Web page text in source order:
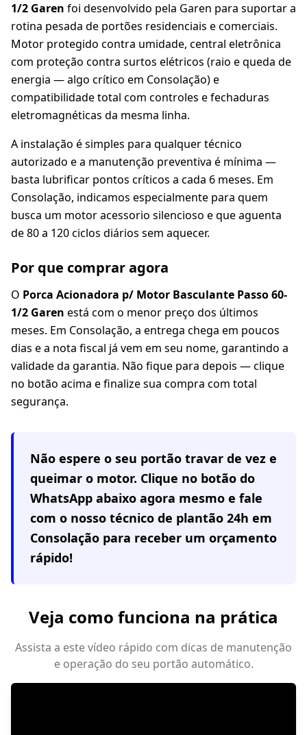
1/2 Garen foi desenvolvido pela Garen para suportar a
rotina pesada de portões residenciais e comerciais.
Motor protegido contra umidade, central eletrônica
com proteção contra surtos elétricos (raio e queda de
energia — algo crítico em Consolação) e
compatibilidade total com controles e fechaduras
eletromagnéticas da mesma linha.
A instalação é simples para qualquer técnico
autorizado e a manutenção preventiva é mínima —
basta lubrificar pontos críticos a cada 6 meses. Em
Consolação, indicamos especialmente para quem
busca um motor acessorio silencioso e que aguenta
de 80 a 120 ciclos diários sem aquecer.
Por que comprar agora
O Porca Acionadora p/ Motor Basculante Passo 60-
1/2 Garen está com o menor preço dos últimos
meses. Em Consolação, a entrega chega em poucos
dias e a nota fiscal já vem em seu nome, garantindo a
validade da garantia. Não fique para depois — clique
no botão acima e finalize sua compra com total
segurança.
Não espere o seu portão travar de vez e
queimar o motor. Clique no botão do
WhatsApp abaixo agora mesmo e fale
com o nosso técnico de plantão 24h em
Consolação para receber um orçamento
rápido!
Veja como funciona na prática
Assista a este vídeo rápido com dicas de manutenção
e operação do seu portão automático.